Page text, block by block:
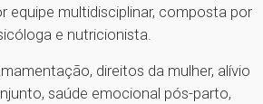
equipe multidisciplinar, composta por
e nutricionista.
direitos da mulher, alívio
saúde emocional pós-parto,